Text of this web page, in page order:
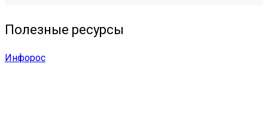
Полезные ресурсы
Инфорос